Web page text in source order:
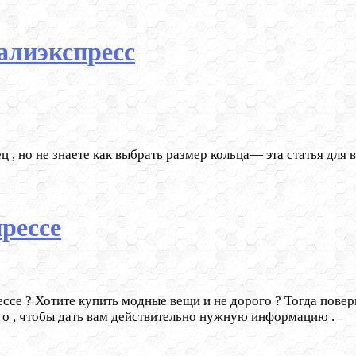
но не знаете как выбрать размер кольца— эта статья для
? Хотите купить модные вещи и не дорого ? Тогда
, чтобы дать вам действительно нужную информацию .